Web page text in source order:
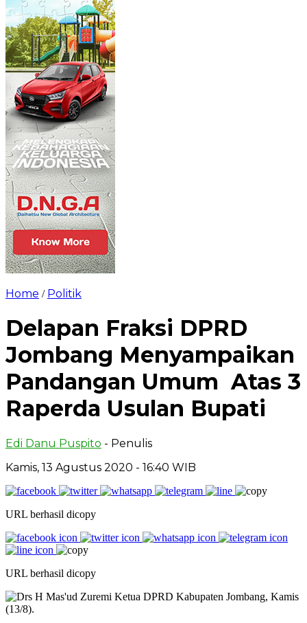
Home / Politik
Delapan Fraksi DPRD
Jombang Menyampaikan
Pandangan Umum Atas 3
Raperda Usulan Bupati
Edi Danu Puspito - Penulis
Kamis, 13 Agustus 2020 - 16:40 WIB
URL berhasil dicopy
URL berhasil dicopy